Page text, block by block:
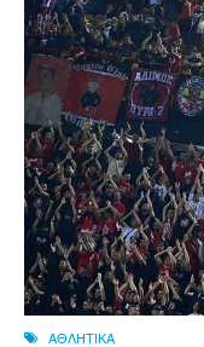
ΑΘΛΗΤΙΚΑ